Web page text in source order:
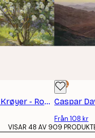
Peder Severin Krøyer - Rosor Poster
DEAL
Från 108 kr
VISAR 48 AV 909